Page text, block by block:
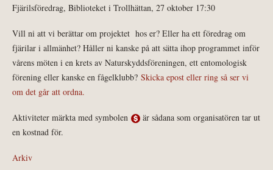
Fjärilsföredrag, Biblioteket i Trollhättan, 27 oktober 17:30
Vill ni att vi berättar om projektet hos er? Eller ha ett föredrag om
fjärilar i allmänhet? Håller ni kanske på att sätta ihop programmet inför
vårens möten i en krets av Naturskyddsföreningen, ett entomologisk
förening eller kanske en fågelklubb? Skicka epost eller ring så ser vi
om det går att ordna.
Aktiviteter märkta med symbolen
är sådana som organisatören tar ut
en kostnad för.
Arkiv